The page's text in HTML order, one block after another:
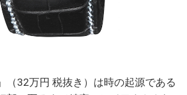
（32万円 税抜き）は時の起源である